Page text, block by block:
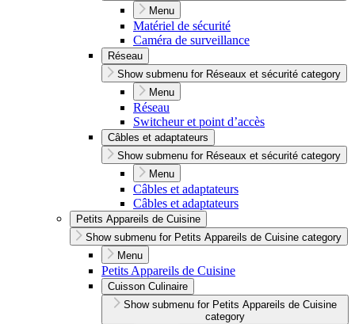
Menu
Matériel de sécurité
Caméra de surveillance
Réseau
Show submenu for Réseaux et sécurité category
Menu
Réseau
Switcheur et point d’accès
Câbles et adaptateurs
Show submenu for Réseaux et sécurité category
Menu
Câbles et adaptateurs
Câbles et adaptateurs
Petits Appareils de Cuisine
Show submenu for Petits Appareils de Cuisine category
Menu
Petits Appareils de Cuisine
Cuisson Culinaire
Show submenu for Petits Appareils de Cuisine
category